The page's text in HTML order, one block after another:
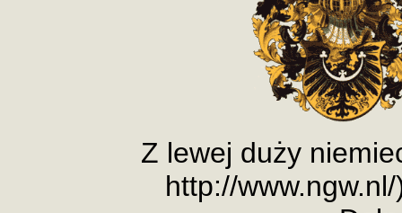
Z lewej duży
http://